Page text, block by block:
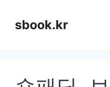
sbook.kr